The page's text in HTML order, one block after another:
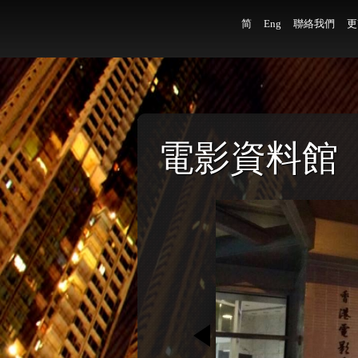
简 Eng 聯絡我們
電影資料館